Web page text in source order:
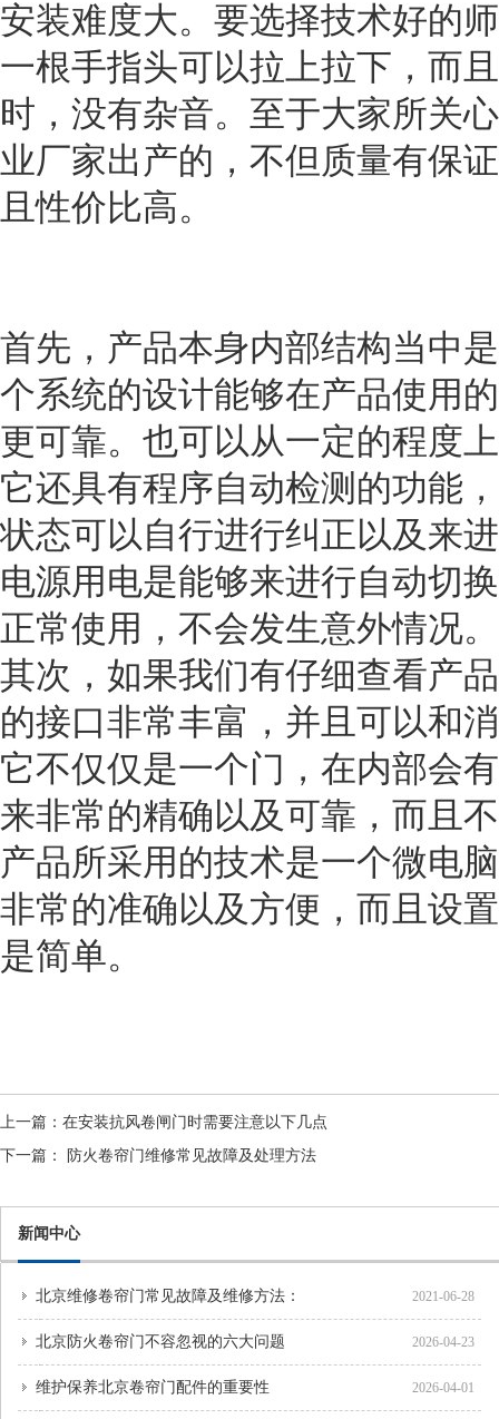
安装难度大。要选择技术好的
一根手指头可以拉上拉下，而
时，没有杂音。至于大家所关
业厂家出产的，不但质量有保
且性价比高。
首先，产品本身内部结构当中
个系统的设计能够在产品使用
更可靠。也可以从一定的程度
它还具有程序自动检测的功能
状态可以自行进行纠正以及来
电源用电是能够来进行自动切
正常使用，不会发生意外情况。
其次，如果我们有仔细查看产
的接口非常丰富，并且可以和
它不仅仅是一个门，在内部会
来非常的精确以及可靠，而且
产品所采用的技术是一个微电
非常的准确以及方便，而且设
是简单。
上一篇： 在安装抗风卷闸门时需要注意以下几点
下一篇：
防火卷帘门维修常见故障及处理方法
新闻中心
北京维修卷帘门常见故障及维修方法： 2021-06-28
北京防火卷帘门不容忽视的六大问题 2026-04-23
维护保养北京卷帘门配件的重要性 2026-04-01